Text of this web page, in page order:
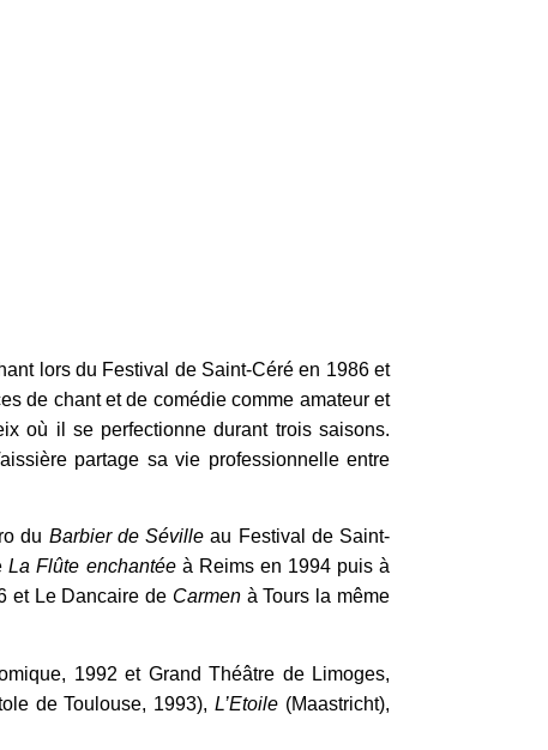
lors du Festival de Saint-Céré en 1986 et
de chant et de comédie comme amateur et
où il se perfectionne durant trois saisons.
partage sa vie professionnelle entre
du Barbier de Séville au Festival de Saint-
La Flûte enchantéeà Reims en 1994 puis à
et Le Dancaire de Carmen à Tours la même
1992 et Grand Théâtre de Limoges,
de Toulouse, 1993),L’Etoile (Maastricht),